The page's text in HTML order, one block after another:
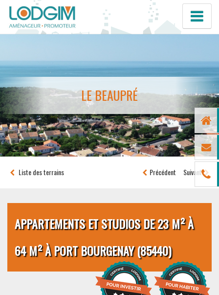
LE BEAUPRÉ
Suivant
Précédent
Liste des terrains
APPARTEMENTS ET STUDIOS DE 23 M² À
64 M² À PORT BOURGENAY (85440)